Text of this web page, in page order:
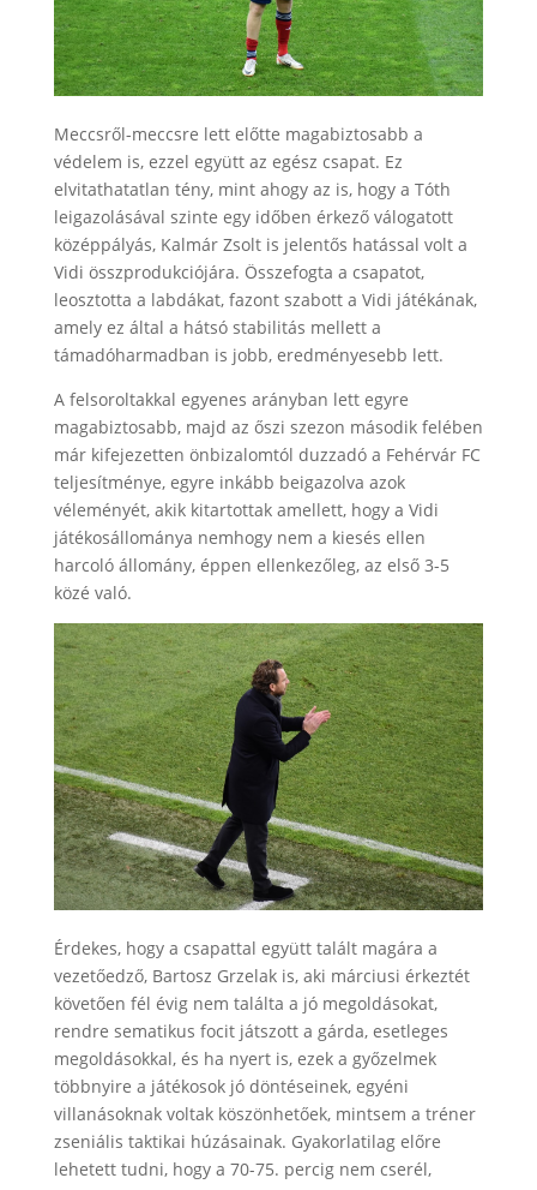
Meccsről-meccsre lett előtte magabiztosabb a
védelem is, ezzel együtt az egész csapat. Ez
elvitathatatlan tény, mint ahogy az is, hogy a Tóth
leigazolásával szinte egy időben érkező válogatott
középpályás, Kalmár Zsolt is jelentős hatással volt a
Vidi összprodukciójára. Összefogta a csapatot,
leosztotta a labdákat, fazont szabott a Vidi játékának,
amely ez által a hátsó stabilitás mellett a
támadóharmadban is jobb, eredményesebb lett.
A felsoroltakkal egyenes arányban lett egyre
magabiztosabb, majd az őszi szezon második felében
már kifejezetten önbizalomtól duzzadó a Fehérvár FC
teljesítménye, egyre inkább beigazolva azok
véleményét, akik kitartottak amellett, hogy a Vidi
játékosállománya nemhogy nem a kiesés ellen
harcoló állomány, éppen ellenkezőleg, az első 3-5
közé való.
Érdekes, hogy a csapattal együtt talált magára a
vezetőedző, Bartosz Grzelak is, aki márciusi érkeztét
követően fél évig nem találta a jó megoldásokat,
rendre sematikus focit játszott a gárda, esetleges
megoldásokkal, és ha nyert is, ezek a győzelmek
többnyire a játékosok jó döntéseinek, egyéni
villanásoknak voltak köszönhetőek, mintsem a tréner
zseniális taktikai húzásainak. Gyakorlatilag előre
lehetett tudni, hogy a 70-75. percig nem cserél,